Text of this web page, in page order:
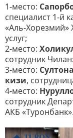
1-место:
специалист 1-й
«Аль-Хорезмий»
услуг;
2-место:
сотрудник
3-место:
кизи,
4-место:
сотрудник
АКБ «Туронбанк».